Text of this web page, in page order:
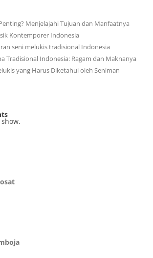
Menjelajahi Tujuan dan Manfaatnya
Kontemporer Indonesia
seni melukis tradisional Indonesia
Tradisional Indonesia: Ragam dan Maknanya
yang Harus Diketahui oleh Seniman